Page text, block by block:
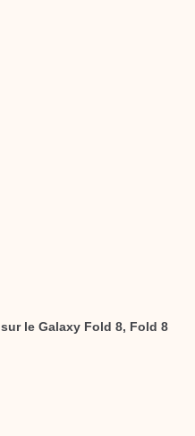
le Galaxy Fold 8, Fold 8